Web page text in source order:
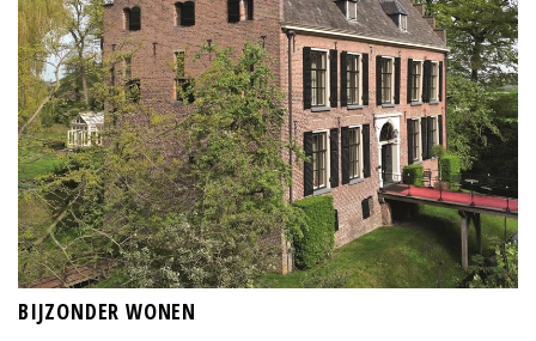
BIJZONDER WONEN